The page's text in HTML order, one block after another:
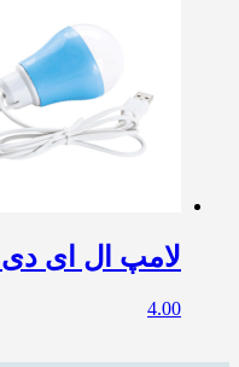
لامپ ال ای دی USB مدل A-001
4.00